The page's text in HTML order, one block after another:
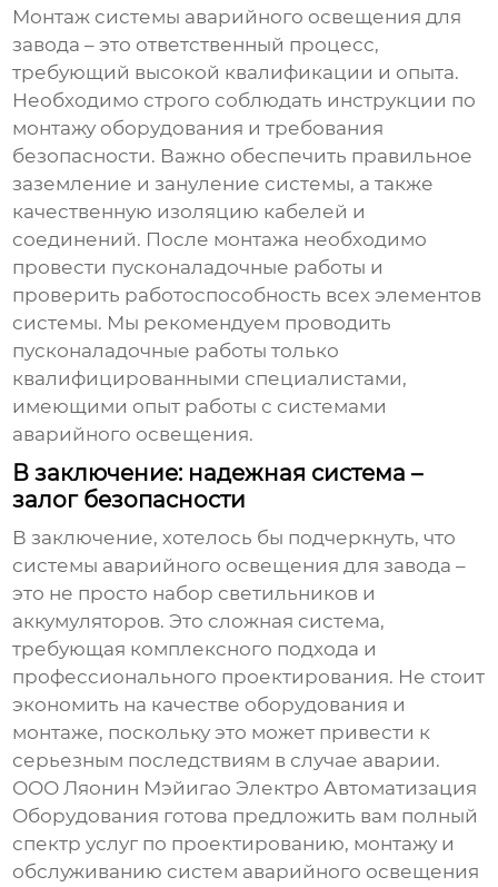
Монтаж системы аварийного освещения для
завода – это ответственный процесс,
требующий высокой квалификации и опыта.
Необходимо строго соблюдать инструкции по
монтажу оборудования и требования
безопасности. Важно обеспечить правильное
заземление и зануление системы, а также
качественную изоляцию кабелей и
соединений. После монтажа необходимо
провести пусконаладочные работы и
проверить работоспособность всех элементов
системы. Мы рекомендуем проводить
пусконаладочные работы только
квалифицированными специалистами,
имеющими опыт работы с системами
аварийного освещения.
В заключение: надежная система –
залог безопасности
В заключение, хотелось бы подчеркнуть, что
системы аварийного освещения для завода –
это не просто набор светильников и
аккумуляторов. Это сложная система,
требующая комплексного подхода и
профессионального проектирования. Не стоит
экономить на качестве оборудования и
монтаже, поскольку это может привести к
серьезным последствиям в случае аварии.
ООО Ляонин Мэйигао Электро Автоматизация
Оборудования готова предложить вам полный
спектр услуг по проектированию, монтажу и
обслуживанию систем аварийного освещения